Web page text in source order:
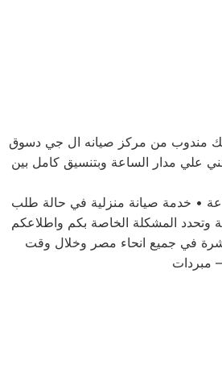
ال جي دسوق فضلاً اتصل بخدمة صيانة اعطال ال جي دسوق علي الخط الساخن 01220261030 يصلك مندوب من مركز صيانه ال جي دسوق
علي مدار الساعة وبتنسيق كامل بين
جي دسوق لديه تعاقد مع جميع وكلاء الاجهزة الكهربية والالكترونية في مصر • فريق مخصص للرد علي استفساركم وطلباتكم علي مدار 24 ساعة • خدمة صيانة منزلية في حالة طلب
وتحدد المشكلة الخاصة بكم واطلاعكم
في جميع انحاء مصر وخلال وقت
مبردات